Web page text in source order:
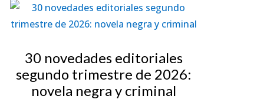
30 novedades editoriales
segundo trimestre de 2026:
novela negra y criminal